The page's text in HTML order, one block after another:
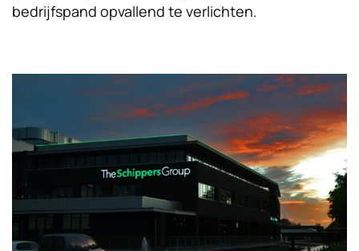
bedrijfspand opvallend te verlichten.